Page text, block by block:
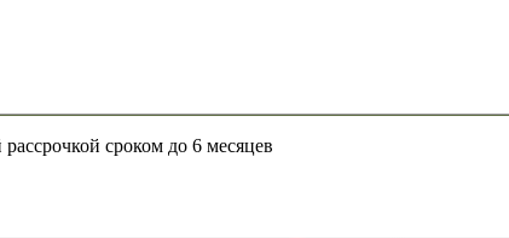
сроком до 6 месяцев